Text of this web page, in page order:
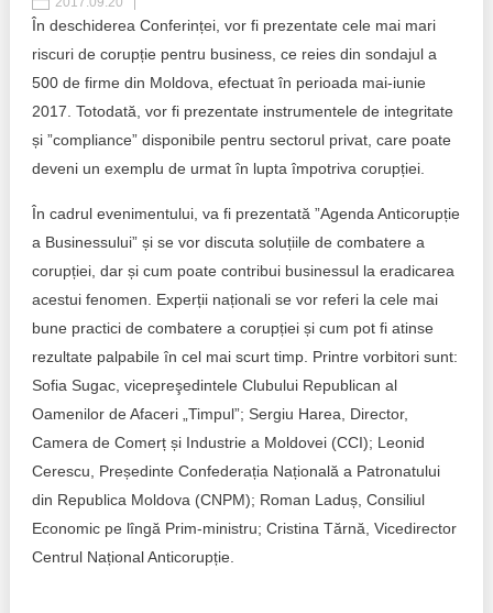
Rapoarte
Inițiative desfășurate
Note & poziții​
Organigrama IDIS
Anunțuri
Bunele practici
Laborator sociometric
People Watch
Proces democratic
Puterea hibridă
15 minute de realism economic
Trend Hunter
În deschiderea Conferinței, vor fi prezentate cele mai mari
riscuri de corupție pentru business, ce reies din sondajul a
500 de firme din Moldova, efectuat în perioada mai-iunie
2017. Totodată, vor fi prezentate instrumentele de integritate
și ”compliance” disponibile pentru sectorul privat, care poate
deveni un exemplu de urmat în lupta împotriva corupției.
În cadrul evenimentului, va fi prezentată ”Agenda Anticorupție
a Businessului” și se vor discuta soluțiile de combatere a
corupției, dar și cum poate contribui businessul la eradicarea
acestui fenomen. Experții naționali se vor referi la cele mai
bune practici de combatere a corupției și cum pot fi atinse
rezultate palpabile în cel mai scurt timp. Printre vorbitori sunt:
Sofia Sugac, vicepreşedintele Clubului Republican al
Oamenilor de Afaceri „Timpul”; Sergiu Harea, Director,
Camera de Comerț și Industrie a Moldovei (CCI); Leonid
Cerescu, Președinte Confederația Națională a Patronatului
din Republica Moldova (CNPM); Roman Laduș, Consiliul
Economic pe lîngă Prim-ministru; Cristina Tărnă, Vicedirector
Centrul Național Anticorupție.